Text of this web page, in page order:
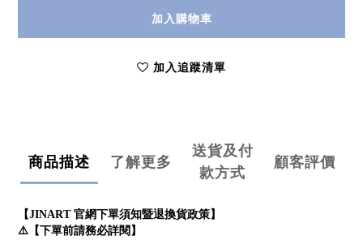
加入購物車
加入追蹤清單
商品描述 了解更多
送貨及付
款方式
顧客評價
【JINART 官網下單須知暨退換貨政策】
⚠️【下單前請務必詳閱】